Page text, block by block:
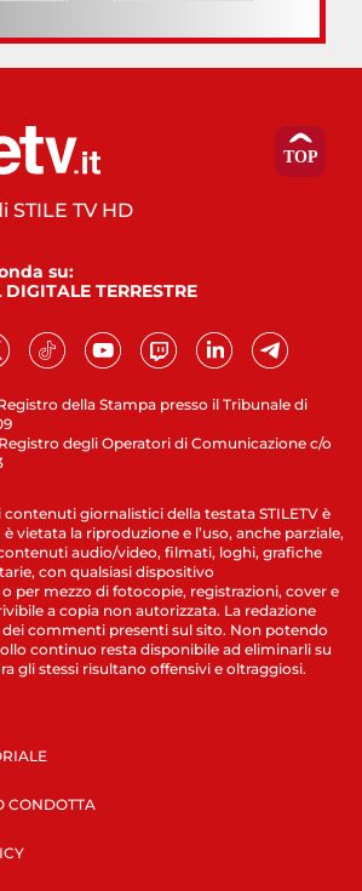
della Stampa presso il Tribunale di
degli Operatori di Comunicazione c/o
STILE TV HD
su:
TERRESTRE
giornalistici della testata STILETV è
vietata la riproduzione e l’uso, anche parziale,
audio/video, filmati, loghi, grafiche
con qualsiasi dispositivo
per mezzo di fotocopie, registrazioni, cover e
a copia non autorizzata. La redazione
dei commenti presenti sul sito. Non potendo
continuo resta disponibile ad eliminarli su
gli stessi risultano offensivi e oltraggiosi.
CONDOTTA